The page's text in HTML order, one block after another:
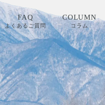
FAQ
よくあるご質問
COLUMN
コラム
FAQ
よくあるご質問 コラム